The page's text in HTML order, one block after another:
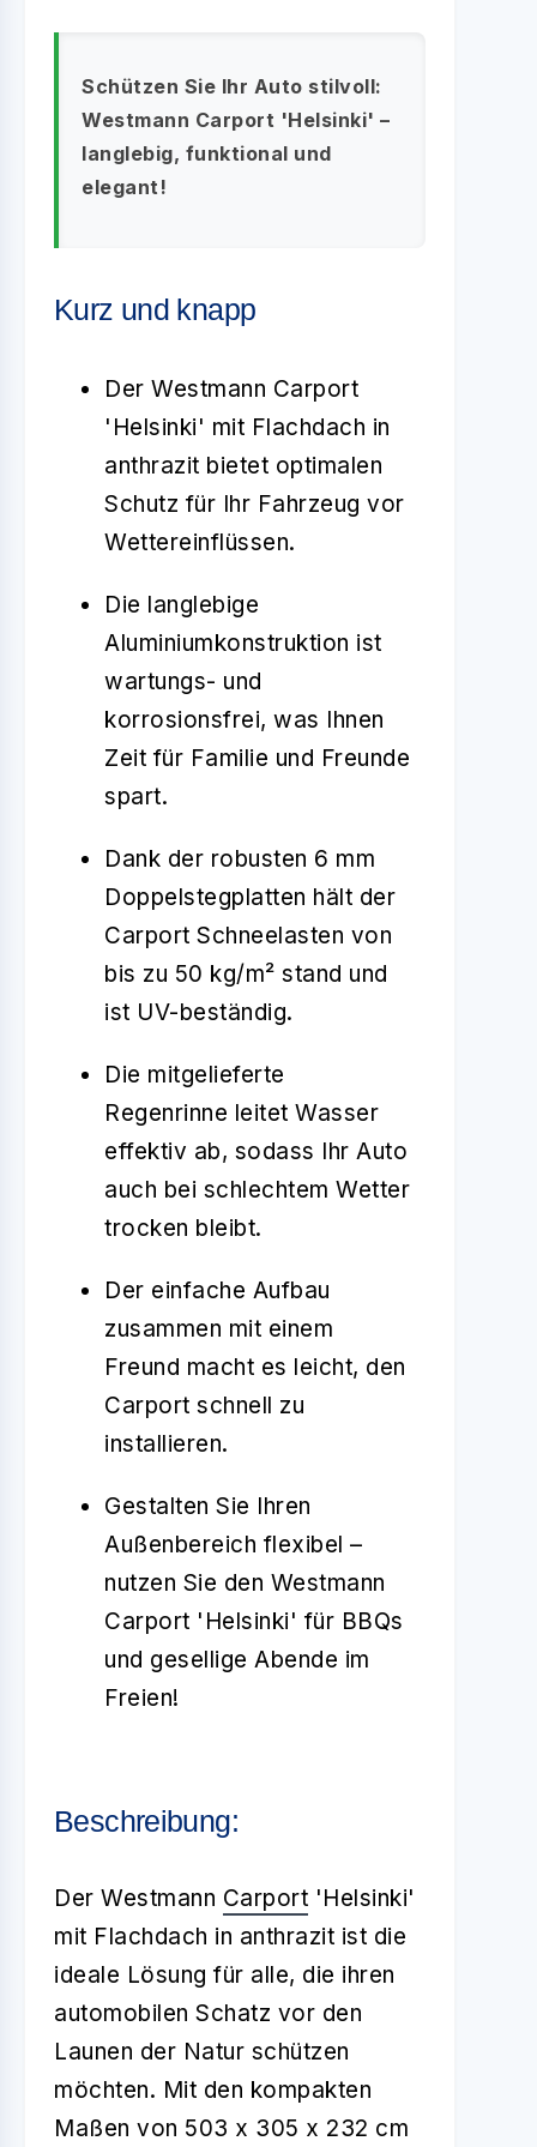
Schützen Sie Ihr Auto stilvoll:
Westmann Carport 'Helsinki' –
langlebig, funktional und
elegant!
Kurz und knapp
Der Westmann Carport
'Helsinki' mit Flachdach in
anthrazit bietet optimalen
Schutz für Ihr Fahrzeug vor
Wettereinflüssen.
Die langlebige
Aluminiumkonstruktion ist
wartungs- und
korrosionsfrei, was Ihnen
Zeit für Familie und Freunde
spart.
Dank der robusten 6 mm
Doppelstegplatten hält der
Carport Schneelasten von
bis zu 50 kg/m² stand und
ist UV-beständig.
Die mitgelieferte
Regenrinne leitet Wasser
effektiv ab, sodass Ihr Auto
auch bei schlechtem Wetter
trocken bleibt.
Der einfache Aufbau
zusammen mit einem
Freund macht es leicht, den
Carport schnell zu
installieren.
Gestalten Sie Ihren
Außenbereich flexibel –
nutzen Sie den Westmann
Carport 'Helsinki' für BBQs
und gesellige Abende im
Freien!
Beschreibung:
Der Westmann Carport 'Helsinki'
mit Flachdach in anthrazit ist die
ideale Lösung für alle, die ihren
automobilen Schatz vor den
Launen der Natur schützen
möchten. Mit den kompakten
Maßen von 503 x 305 x 232 cm